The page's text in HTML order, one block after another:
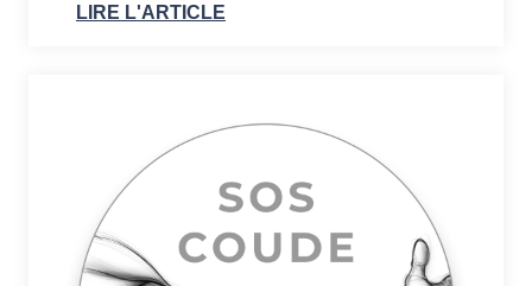
LIRE L'ARTICLE